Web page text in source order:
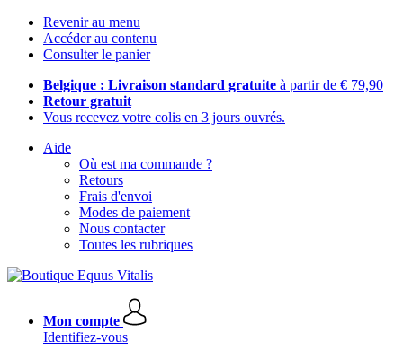
Revenir au menu
Accéder au contenu
Consulter le panier
Belgique : Livraison standard gratuite à partir de € 79,90
Retour gratuit
Vous recevez votre colis en 3 jours ouvrés.
Aide
Où est ma commande ?
Retours
Frais d'envoi
Modes de paiement
Nous contacter
Toutes les rubriques
Mon compte
Identifiez-vous